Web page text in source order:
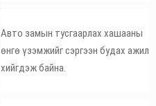
Авто замын тусгаарлах хашааны
өнгө үзэмжийг сэргээн будах ажил
хийгдэж байна.